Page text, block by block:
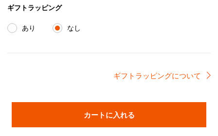
ギフトラッピング
あり なし
ギフトラッピングについて
カートに入れる